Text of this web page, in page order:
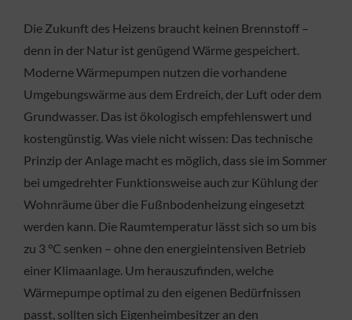
Die Zukunft des Heizens braucht keinen Brennstoff –
denn in der Natur ist genügend Wärme gespeichert.
Moderne Wärmepumpen nutzen die vorhandene
Umgebungswärme aus dem Erdreich, der Luft oder dem
Grundwasser. Das ist ökologisch empfehlenswert und
kostengünstig. Was viele nicht wissen: Das technische
Prinzip der Anlage macht es möglich, dass sie im Sommer
bei umgedrehter Funktionsweise auch zur Kühlung der
Wohnräume über die Fußnbodenheizung eingesetzt
werden kann. Die Raumtemperatur lässt sich so um bis
zu 3 °C senken – ohne den energieintensiven Betrieb
einer Klimaanlage. Um herauszufinden, welche
Wärmepumpe optimal zu den eigenen Bedürfnissen
passt, sollten sich Eigenheimbesitzer an den